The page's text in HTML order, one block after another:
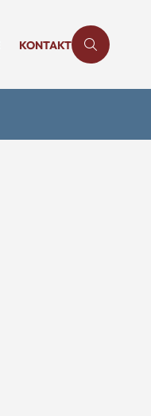
KONTAKT